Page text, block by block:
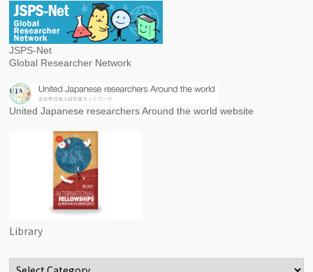
JSPS-Net
Global Researcher Network
United Japanese researchers Around the world website
Library
Categories